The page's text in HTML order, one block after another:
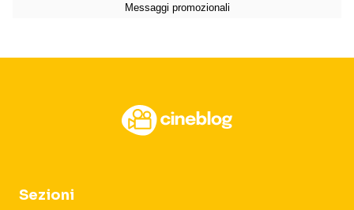
Sezioni